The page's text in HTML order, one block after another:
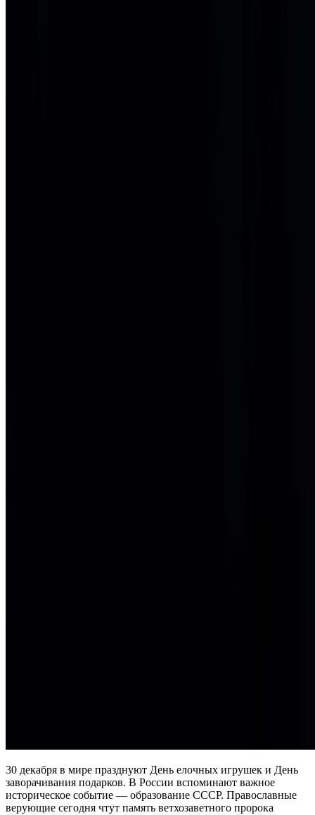
30 декабря в мире празднуют День елочных игрушек и День
заворачивания подарков. В России вспоминают важное
историческое событие — образование СССР. Православные
верующие сегодня чтут память ветхозаветного пророка